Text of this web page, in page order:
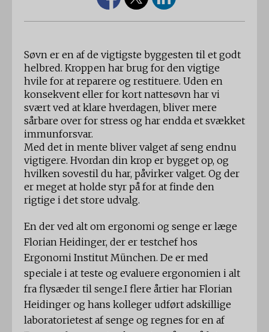
Søvn er en af ​​de vigtigste byggesten til et godt
helbred. Kroppen har brug for den vigtige
hvile for at reparere og restituere. Uden en
konsekvent eller for kort nattesøvn har vi
svært ved at klare hverdagen, bliver mere
sårbare over for stress og har endda et svækket
immunforsvar.
Med det in mente bliver valget af seng endnu
vigtigere. Hvordan din krop er bygget op, og
hvilken sovestil du har, påvirker valget. Og der
er meget at holde styr på for at finde den
rigtige i det store udvalg.
En der ved alt om ergonomi og senge er læge
Florian Heidinger, der er testchef hos
Ergonomi Institut München. De er med
speciale i at teste og evaluere ergonomien i alt
fra flysæder til senge.I flere årtier har Florian
Heidinger og hans kolleger udført adskillige
laboratorietest af senge og regnes for en af ​​